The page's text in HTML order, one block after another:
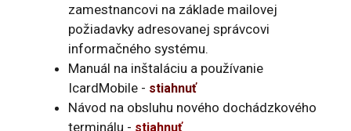
zamestnancovi na základe mailovej
požiadavky adresovanej správcovi
informačného systému.
Manuál na inštaláciu a používanie
IcardMobile - stiahnuť
Návod na obsluhu nového dochádzkového
terminálu - stiahnuť